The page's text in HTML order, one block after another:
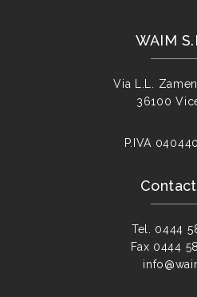
WAIM
Via L.L.
36100
P.IVA
Tel. 0444
Fax 0444